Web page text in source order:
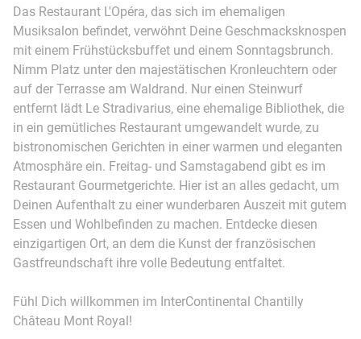
Das Restaurant L'Opéra, das sich im ehemaligen
Musiksalon befindet, verwöhnt Deine Geschmacksknospen
mit einem Frühstücksbuffet und einem Sonntagsbrunch.
Nimm Platz unter den majestätischen Kronleuchtern oder
auf der Terrasse am Waldrand. Nur einen Steinwurf
entfernt lädt Le Stradivarius, eine ehemalige Bibliothek, die
in ein gemütliches Restaurant umgewandelt wurde, zu
bistronomischen Gerichten in einer warmen und eleganten
Atmosphäre ein. Freitag- und Samstagabend gibt es im
Restaurant Gourmetgerichte. Hier ist an alles gedacht, um
Deinen Aufenthalt zu einer wunderbaren Auszeit mit gutem
Essen und Wohlbefinden zu machen. Entdecke diesen
einzigartigen Ort, an dem die Kunst der französischen
Gastfreundschaft ihre volle Bedeutung entfaltet.
Fühl Dich willkommen im InterContinental Chantilly
Château Mont Royal!